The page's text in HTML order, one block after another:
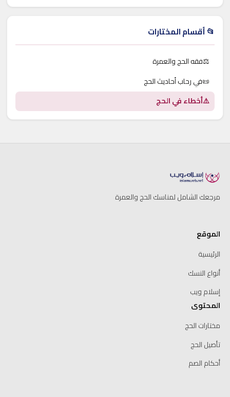
📂 أقسام المختارات
⚖️فقه الحج والعمرة
📜في رحاب أحاديث الحج
⚠️أخطاء في الحج
مرجعك الشامل لمناسك الحج والعمرة
الموقع
الرئيسية
أنواع النسك
إسلام ويب
المحتوى
مختارات الحج
تأصيل الحج
أحكام الصم